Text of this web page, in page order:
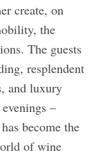
create, on
the
The guests
resplendent
and luxury
–
become the
of wine